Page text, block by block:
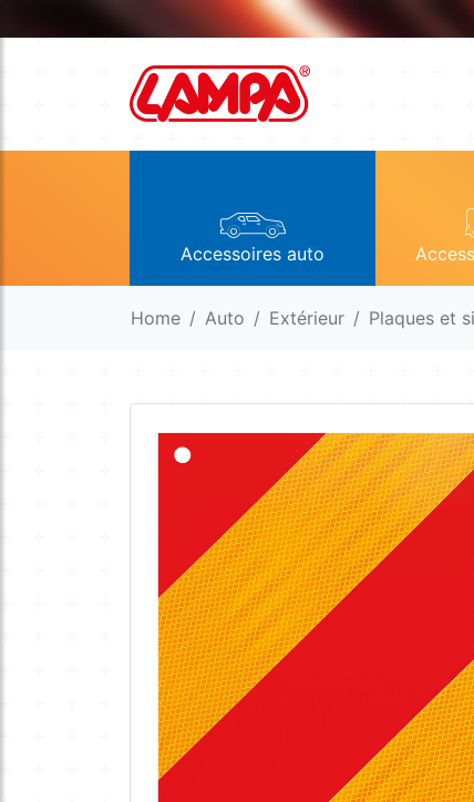
Accessoires auto
Home Auto Extérieur Plaques et